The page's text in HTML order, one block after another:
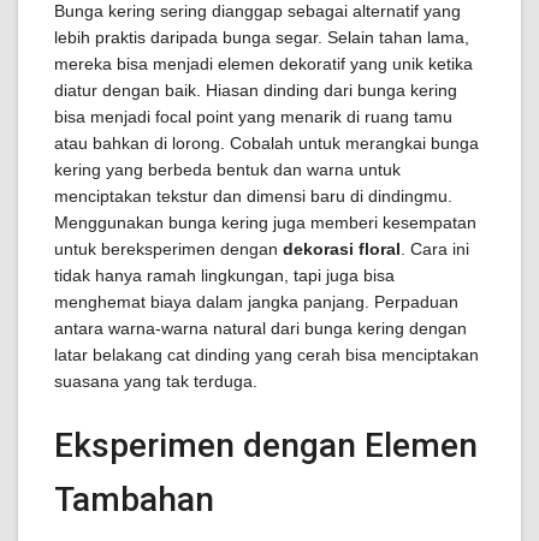
Bunga kering sering dianggap sebagai alternatif yang
lebih praktis daripada bunga segar. Selain tahan lama,
mereka bisa menjadi elemen dekoratif yang unik ketika
diatur dengan baik. Hiasan dinding dari bunga kering
bisa menjadi focal point yang menarik di ruang tamu
atau bahkan di lorong. Cobalah untuk merangkai bunga
kering yang berbeda bentuk dan warna untuk
menciptakan tekstur dan dimensi baru di dindingmu.
Menggunakan bunga kering juga memberi kesempatan
untuk bereksperimen dengan dekorasi floral . Cara ini
tidak hanya ramah lingkungan, tapi juga bisa
menghemat biaya dalam jangka panjang. Perpaduan
antara warna-warna natural dari bunga kering dengan
latar belakang cat dinding yang cerah bisa menciptakan
suasana yang tak terduga.
Eksperimen dengan Elemen
Tambahan